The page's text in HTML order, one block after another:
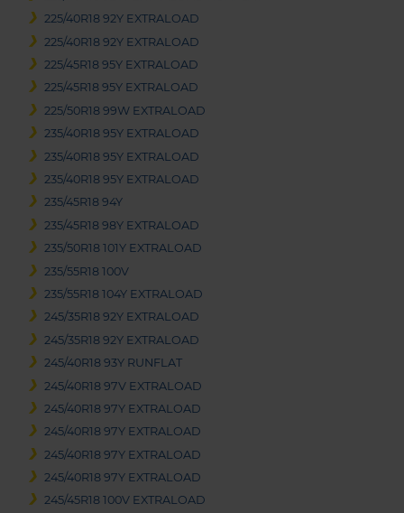
225/40R18 92Y EXTRALOAD
225/40R18 92Y EXTRALOAD
225/45R18 95Y EXTRALOAD
225/45R18 95Y EXTRALOAD
225/50R18 99W EXTRALOAD
235/40R18 95Y EXTRALOAD
235/40R18 95Y EXTRALOAD
235/40R18 95Y EXTRALOAD
235/45R18 94Y
235/45R18 98Y EXTRALOAD
235/50R18 101Y EXTRALOAD
235/55R18 100V
235/55R18 104Y EXTRALOAD
245/35R18 92Y EXTRALOAD
245/35R18 92Y EXTRALOAD
245/40R18 93Y RUNFLAT
245/40R18 97V EXTRALOAD
245/40R18 97Y EXTRALOAD
245/40R18 97Y EXTRALOAD
245/40R18 97Y EXTRALOAD
245/40R18 97Y EXTRALOAD
245/45R18 100V EXTRALOAD